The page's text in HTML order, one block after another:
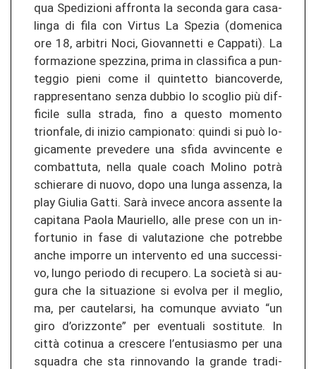
qua Spe­di­zio­ni af­fron­ta la se­con­da gara ca­sa­
lin­ga di fila con Vir­tus La Spe­zia (do­me­ni­ca
ore 18, ar­bi­tri Noci, Gio­van­net­ti e Cap­pa­ti). La
for­ma­zio­ne spe­z­zi­na, prima in clas­si­fi­ca a pun­
teg­gio pieni come il quin­tet­to bi­an­co­ver­de,
rap­pre­sen­ta­no senza dub­bio lo scoglio più dif­
fi­ci­le sulla stra­da, fino a ques­to mo­men­to
trion­fa­le, di in­izio cam­pio­na­to: quin­di si può lo­
gi­ca­men­te pre­ve­de­re una sfida av­vin­cen­te e
com­bat­tu­ta, nella quale coach Mo­li­no potrà
schie­ra­re di nuovo, dopo una lunga as­sen­za, la
play Giu­lia Gatti. Sarà in­ve­ce an­co­ra as­sen­te la
ca­pi­ta­na Paola Mau­riel­lo, alle prese con un in­
for­tu­nio in fase di va­lu­ta­zio­ne che po­treb­be
anche im­por­re un in­ter­ven­to ed una suc­ces­si­
vo, lungo pe­rio­do di re­cu­pe­ro. La società si au­
gu­ra che la si­tua­zio­ne si evol­va per il meg­lio,
ma, per cau­te­lar­si, ha co­mun­que av­via­to “un
giro d’ori­z­zon­te” per even­tua­li sosti­tu­te. In
città co­ti­nua a cres­ce­re l’en­tu­s­ias­mo per una
squa­dra che sta rin­no­van­do la gran­de tra­di­